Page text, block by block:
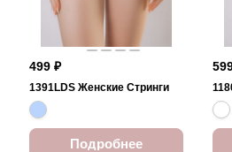
499 ₽
1391LDS Женские Стринги
Подробнее